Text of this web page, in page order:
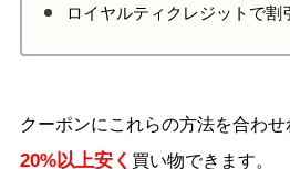
ロイヤルティクレジットで割
クーポンにこれらの方法を合わ
20%以上安く 買い物できます。